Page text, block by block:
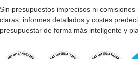
Sin presupuestos imprecisos ni
claras, informes detallados y costes
presupuestar de forma más inteligente y